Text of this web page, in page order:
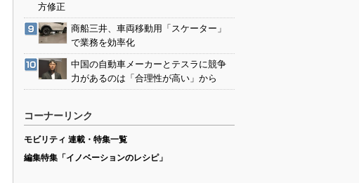
方修正
商船三井、車両移動用「スケーター」
で業務を効率化
中国の自動車メーカーとテスラに競争
力があるのは「合理性が高い」から
コーナーリンク
モビリティ 連載・特集一覧
編集特集「イノベーションのレシピ」